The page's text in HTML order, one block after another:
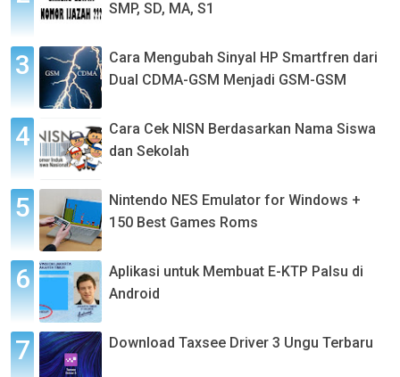
SMP, SD, MA, S1
Cara Mengubah Sinyal HP Smartfren dari
Dual CDMA-GSM Menjadi GSM-GSM
Cara Cek NISN Berdasarkan Nama Siswa
dan Sekolah
Nintendo NES Emulator for Windows +
150 Best Games Roms
Aplikasi untuk Membuat E-KTP Palsu di
Android
Download Taxsee Driver 3 Ungu Terbaru